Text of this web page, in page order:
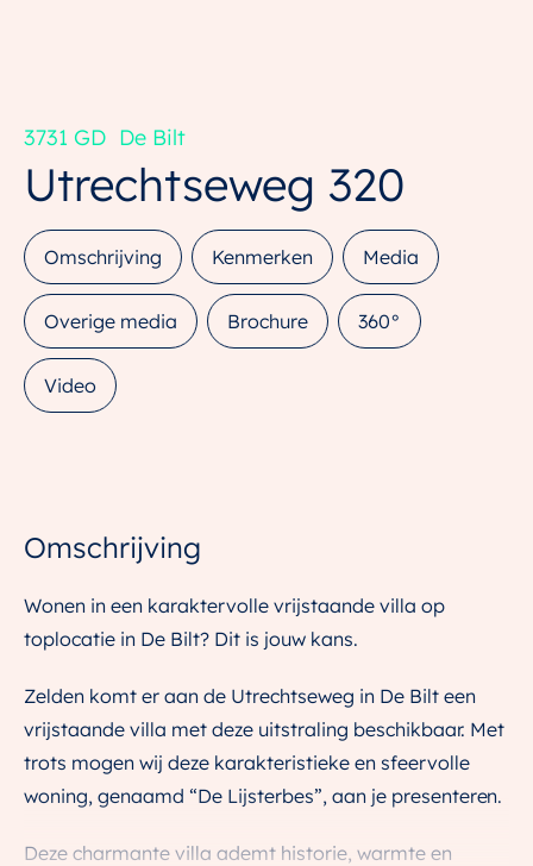
Utrechtseweg 320
3731 GD De Bilt
Omschrijving Kenmerken Media
Overige media Brochure 360°
Video
Omschrijving
Wonen in een karaktervolle vrijstaande villa op
toplocatie in De Bilt? Dit is jouw kans.
Zelden komt er aan de Utrechtseweg in De Bilt een
vrijstaande villa met deze uitstraling beschikbaar. Met
trots mogen wij deze karakteristieke en sfeervolle
woning, genaamd “De Lijsterbes”, aan je presenteren.
Deze charmante villa ademt historie, warmte en